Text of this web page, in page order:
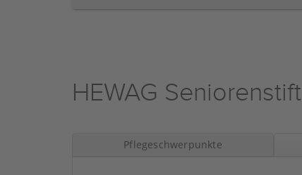
HEWAG Seniorenstift
Pflegeschwerpunkte